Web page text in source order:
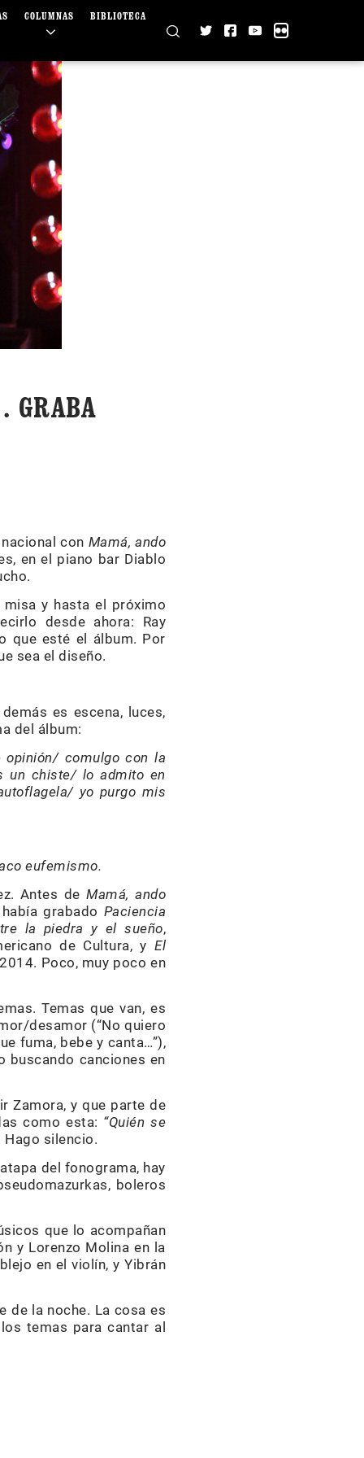
COLUMNAS BIBLIOTECA
GRABA
con Mamá, ando
en el piano bar Diablo
y hasta el próximo
desde ahora: Ray
que esté el álbum. Por
sea el diseño.
es escena, luces,
del álbum:
opinión/ comulgo con la
un chiste/ lo admito en
yo purgo mis
eufemismo.
Antes deMamá, ando
grabado Paciencia
la piedra y el sueño,
de Cultura, y El
Poco, muy poco en
Temas que van, es
desamor (“No quiero
fuma, bebe y canta…”),
buscando canciones en
Zamora, y que parte de
como esta: “Quién se
Hago silencio.
del fonograma, hay
boleros
que lo acompañan
y Lorenzo Molina en la
en el violín, y Yibrán
de la noche. La cosa es
temas para cantar al